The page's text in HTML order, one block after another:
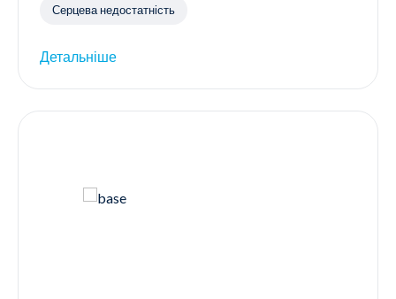
Серцева недостатність
Детальніше